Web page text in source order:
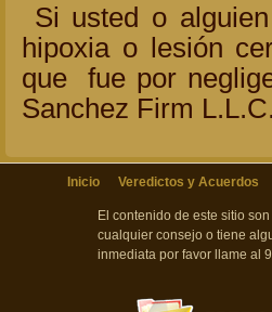
Si usted o
hipoxia o lesión
que fue por
Sanchez Firm
Inicio Veredictos y Acuerdos
El contenido de este sitio
cualquier consejo o tiene
inmediata por favor llame al